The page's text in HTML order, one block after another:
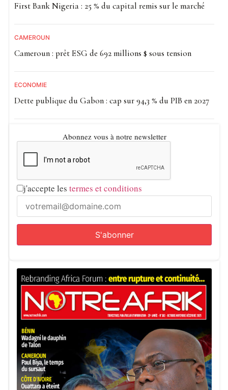
First Bank Nigeria : 25 % du capital remis sur le marché
CAMEROUN
Cameroun : prêt ESG de 692 millions $ sous tension
ECONOMIE
Dette publique du Gabon : cap sur 94,3 % du PIB en 2027
Abonnez vous à notre newsletter
j'accepte les termes et conditions